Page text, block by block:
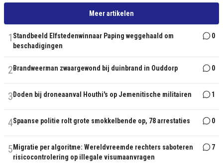
Meer artikelen
1 Standbeeld Elfstedenwinnaar Paping weggehaald om
beschadigingen
0
2 Brandweerman zwaargewond bij duinbrand in Ouddorp 0
3 Doden bij droneaanval Houthi's op Jemenitische militairen 1
4Spaanse politie rolt grote smokkelbende op, 78 arrestaties 0
5 Migratie per algoritme: Wereldvreemde rechters saboteren
risicocontrolering op illegale visumaanvragen
7